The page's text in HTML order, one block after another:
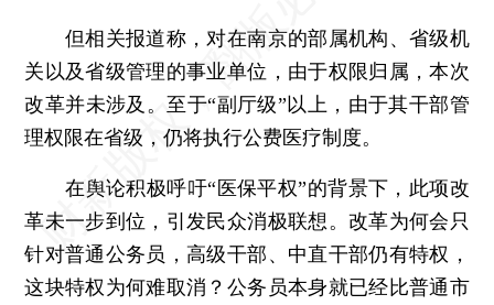
但相关报道称，对在南京的部属机构、省级机
关以及省级管理的事业单位，由于权限归属，本次
改革并未涉及。至于“副厅级”以上，由于其干部管
理权限在省级，仍将执行公费医疗制度。
在舆论积极呼吁“医保平权”的背景下，此项改
革未一步到位，引发民众消极联想。改革为何会只
针对普通公务员，高级干部、中直干部仍有特权，
这块特权为何难取消？公务员本身就已经比普通市